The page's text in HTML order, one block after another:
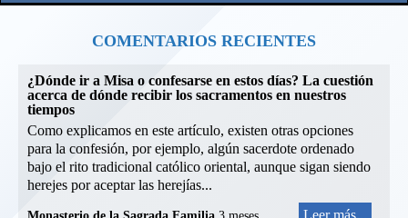
COMENTARIOS RECIENTES
¿Dónde ir a Misa o confesarse en estos días? La cuestión
acerca de dónde recibir los sacramentos en nuestros
tiempos
Como explicamos en este artículo, existen otras opciones
para la confesión, por ejemplo, algún sacerdote ordenado
bajo el rito tradicional católico oriental, aunque sigan siendo
herejes por aceptar las herejías...
Leer más...